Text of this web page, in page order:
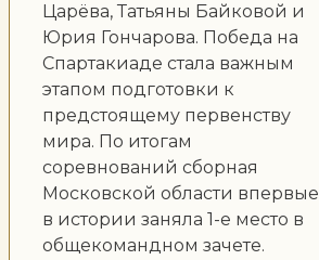
Царёва, Татьяны Байковой и
Юрия Гончарова. Победа на
Спартакиаде стала важным
этапом подготовки к
предстоящему первенству
мира. По итогам
соревнований сборная
Московской области впервые
в истории заняла 1-е место в
общекомандном зачете.